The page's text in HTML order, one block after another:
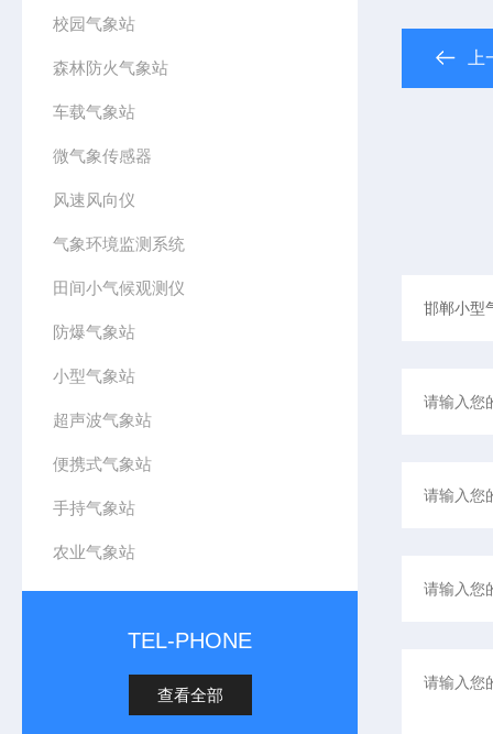
校园气象站
森林防火气象站
车载气象站
微气象传感器
风速风向仪
气象环境监测系统
田间小气候观测仪
防爆气象站
小型气象站
超声波气象站
便携式气象站
手持气象站
农业气象站
TEL-PHONE
查看全部